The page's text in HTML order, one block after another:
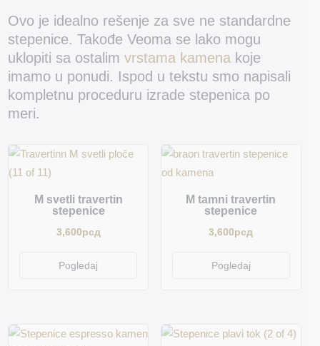
Ovo je idealno rešenje za sve ne standardne
stepenice. Takođe Veoma se lako mogu
uklopiti sa ostalim vrstama kamena koje
imamo u ponudi. Ispod u tekstu smo napisali
kompletnu proceduru izrade stepenica po
meri.
M svetli travertin
stepenice
3,600рсд
Pogledaj
M tamni travertin
stepenice
3,600рсд
Pogledaj